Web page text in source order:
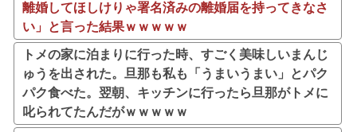
離婚してほしけりゃ署名済みの離婚届を持ってきなさ
い」と言った結果ｗｗｗｗｗ
トメの家に泊まりに行った時、すごく美味しいまんじ
ゅうを出された。旦那も私も「うまいうまい」とパク
パク食べた。翌朝、キッチンに行ったら旦那がトメに
叱られてたんだがｗｗｗｗｗ